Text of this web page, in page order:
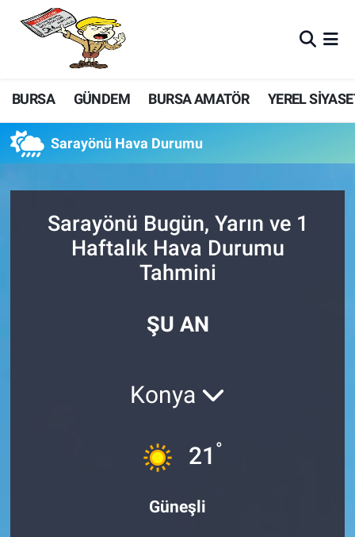
BURSA GÜNDEM BURSA AMATÖR YEREL
Sarayönü Hava Durumu
Sarayönü Bugün, Yarın ve 1
Haftalık Hava Durumu
Tahmini
ŞU AN
Konya
21 °
Güneşli